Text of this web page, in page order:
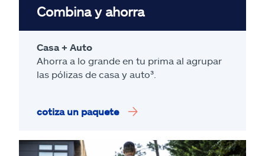
Combina y ahorra
Casa + Auto
Ahorra a lo grande en tu prima al agrupar
las pólizas de casa y auto³.
cotiza un paquete